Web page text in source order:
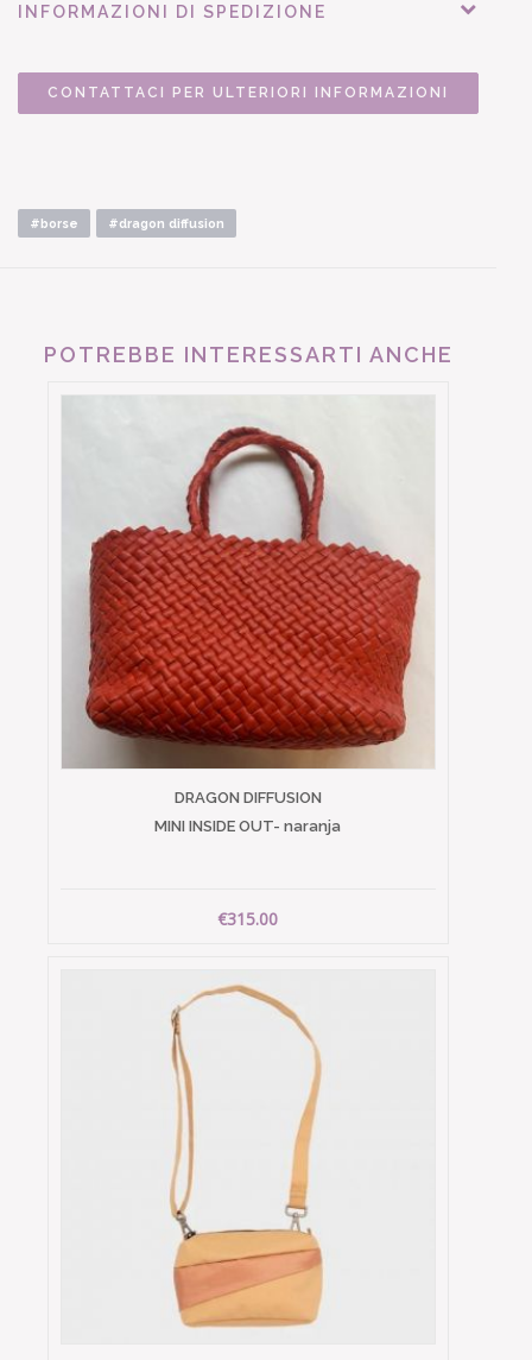
INFORMAZIONI DI SPEDIZIONE
CONTATTACI PER ULTERIORI INFORMAZIONI
#borse #dragon diffusion
POTREBBE INTERESSARTI ANCHE
DRAGON DIFFUSION
MINI INSIDE OUT- naranja
€315.00